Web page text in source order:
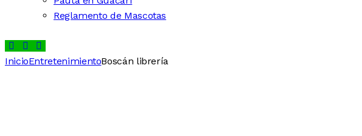
Reglamento de Mascotas
InicioEntretenimientoBoscán librería